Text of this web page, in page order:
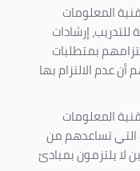
المعلومات
إرشادات
بمتطلبات
أن عدم الالتزام بها
المعلومات
التي تساعدهم من
لا يلتزمون بمبادئ